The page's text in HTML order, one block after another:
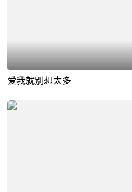
爱我就别想太多